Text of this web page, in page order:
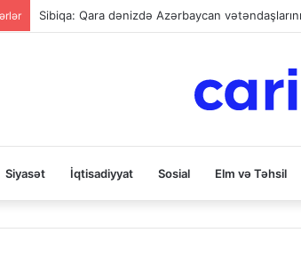
Sibiqa: Qara dənizdə Azərbaycan
Siyasət İqtisadiyyat Sosial Elm və Təhsil